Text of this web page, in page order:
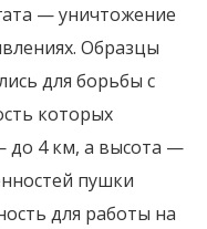
— уничтожение
Образцы
для борьбы с
которых
до 4 км, а высота —
пушки
для работы на